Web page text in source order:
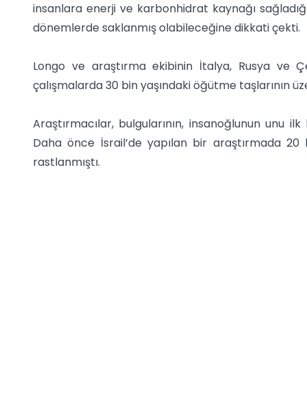
insanlara enerji ve karbonhidrat kaynağı
dönemlerde saklanmış olabileceğine dikkati çekti.
Longo ve araştırma ekibinin İtalya, Rusya ve
çalışmalarda 30 bin yaşındaki öğütme taşlarının
Araştırmacılar, bulgularının, insanoğlunun unu
Daha önce İsrail’de yapılan bir araştırmada 20
rastlanmıştı.